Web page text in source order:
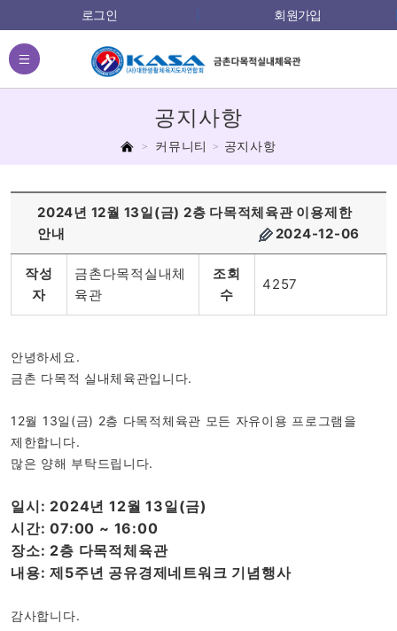
로그인 회원가입
전체메뉴
홈 커뮤니티 공지사항
공지사항
2024년 12월 13일(금) 2층 다목적체육관 이용제한
안내
2024-12-06
작성
자
금촌다목적실내체
육관
조회
수
4257
안녕하세요.
금촌 다목적 실내체육관입니다.
12월 13일(금) 2층 다목적체육관 모든 자유이용 프로그램을
제한합니다.
많은 양해 부탁드립니다.
일시: 2024년 12월 13일(금)
시간: 07:00 ~ 16:00
장소: 2층 다목적체육관
내용: 제5주년 공유경제네트워크 기념행사
감사합니다.